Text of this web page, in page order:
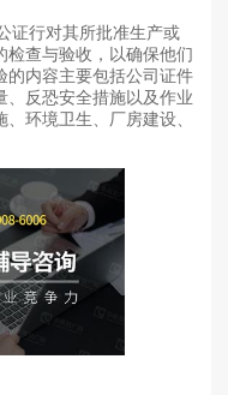
行对其所批准生产或
检查与验收，以确保他们
的内容主要包括公司证件
、反恐安全措施以及作业
环境卫生、厂房建设、